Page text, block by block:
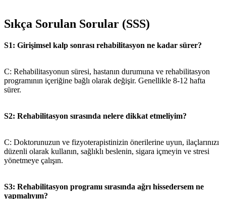
Sıkça Sorulan Sorular (SSS)
S1: Girişimsel kalp sonrası rehabilitasyon ne kadar sürer?
C: Rehabilitasyonun süresi, hastanın durumuna ve rehabilitasyon
programının içeriğine bağlı olarak değişir. Genellikle 8-12 hafta
sürer.
S2: Rehabilitasyon sırasında nelere dikkat etmeliyim?
C: Doktorunuzun ve fizyoterapistinizin önerilerine uyun, ilaçlarınızı
düzenli olarak kullanın, sağlıklı beslenin, sigara içmeyin ve stresi
yönetmeye çalışın.
S3: Rehabilitasyon programı sırasında ağrı hissedersem ne
yapmalıyım?